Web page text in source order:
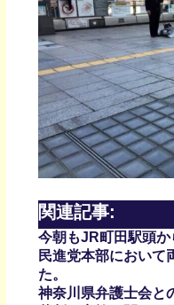
関連記事:
今朝もJR町田駅頭か
民進党本部において
た。
神奈川県弁護士会と